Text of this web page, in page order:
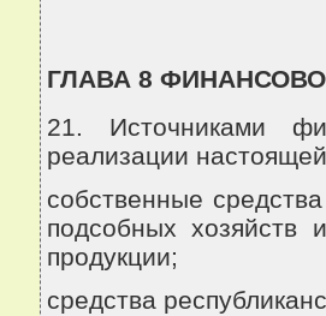
ГЛАВА 8
21. Источниками
реализации
собственные
подсобных хозяйств
продукции;
средства